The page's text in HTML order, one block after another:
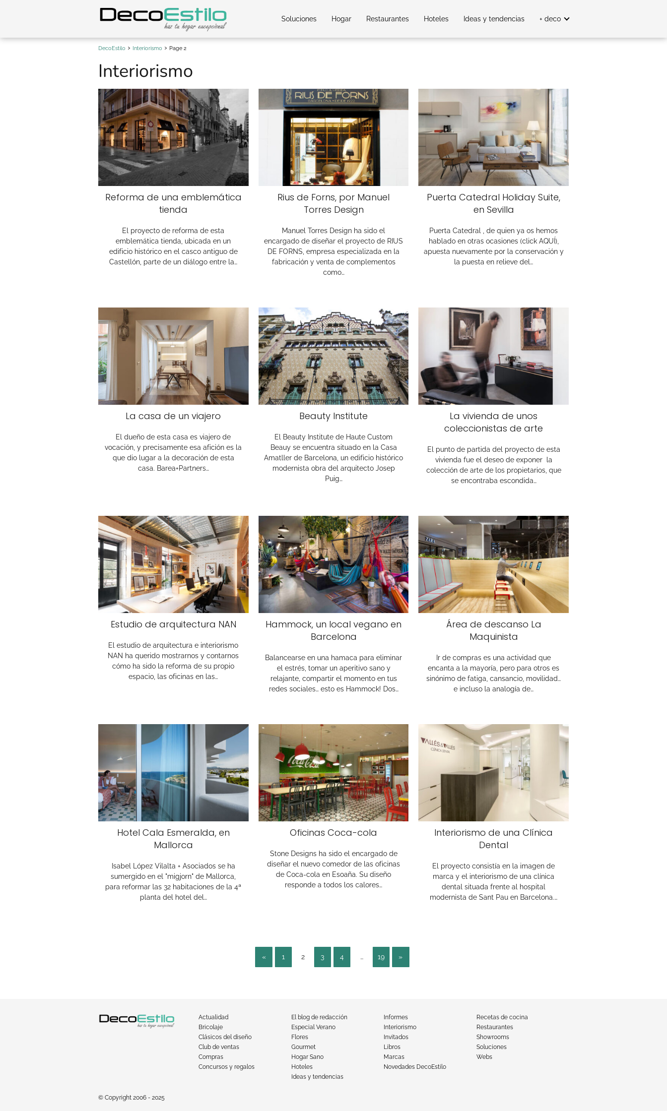
Soluciones Hogar Restaurantes Hoteles Ideas y tendencias + deco
DecoEstilo Interiorismo Page 2
Interiorismo
Reforma de una emblemática
tienda
El proyecto de reforma de esta
emblemática tienda, ubicada en un
edificio histórico en el casco antiguo de
Castellón, parte de un diálogo entre la…
Rius de Forns, por Manuel
Torres Design
Manuel Torres Design ha sido el
encargado de diseñar el proyecto de RIUS
DE FORNS, empresa especializada en la
fabricación y venta de complementos
como…
Puerta Catedral Holiday Suite,
en Sevilla
Puerta Catedral , de quien ya os hemos
hablado en otras ocasiones (click AQUÍ),
apuesta nuevamente por la conservación y
la puesta en relieve del…
La casa de un viajero
El dueño de esta casa es viajero de
vocación, y precisamente esa afición es la
que dio lugar a la decoración de esta
casa. Barea+Partners…
Beauty Institute
El Beauty Institute de Haute Custom
Beauy se encuentra situado en la Casa
Amatller de Barcelona, un edificio histórico
modernista obra del arquitecto Josep
Puig…
La vivienda de unos
coleccionistas de arte
El punto de partida del proyecto de esta
vivienda fue el deseo de exponer la
colección de arte de los propietarios, que
se encontraba escondida…
Estudio de arquitectura NAN
El estudio de arquitectura e interiorismo
NAN ha querido mostrarnos y contarnos
cómo ha sido la reforma de su propio
espacio, las oficinas en las…
Hammock, un local vegano en
Barcelona
Balancearse en una hamaca para eliminar
el estrés, tomar un aperitivo sano y
relajante, compartir el momento en tus
redes sociales… esto es Hammock! Dos…
Área de descanso La
Maquinista
Ir de compras es una actividad que
encanta a la mayoría, pero para otros es
sinónimo de fatiga, cansancio, movilidad…
e incluso la analogía de…
Hotel Cala Esmeralda, en
Mallorca
Isabel López Vilalta + Asociados se ha
sumergido en el "migjorn" de Mallorca,
para reformar las 32 habitaciones de la 4ª
planta del hotel del…
Oficinas Coca-cola
Stone Designs ha sido el encargado de
diseñar el nuevo comedor de las oficinas
de Coca-cola en Esoaña. Su diseño
responde a todos los calores…
Interiorismo de una Clínica
Dental
El proyecto consistía en la imagen de
marca y el interiorismo de una clínica
dental situada frente al hospital
modernista de Sant Pau en Barcelona.…
« 1 2 3 4 … 19 »
Actualidad
Bricolaje
Clásicos del diseño
Club de ventas
Compras
Concursos y regalos
El blog de redacción
Especial Verano
Flores
Gourmet
Hogar Sano
Hoteles
Ideas y tendencias
Informes
Interiorismo
Invitados
Libros
Marcas
Novedades DecoEstilo
Recetas de cocina
Restaurantes
Showrooms
Soluciones
Webs
© Copyright 2006 - 2025